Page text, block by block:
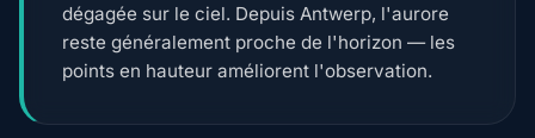
dégagée sur le ciel. Depuis Antwerp, l'aurore
reste généralement proche de l'horizon — les
points en hauteur améliorent l'observation.